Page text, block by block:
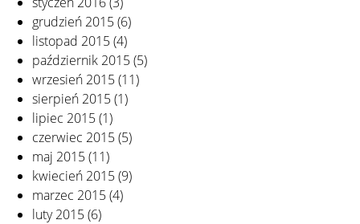
grudzień 2015(6)
listopad 2015(4)
październik 2015(5)
wrzesień 2015(11)
sierpień 2015(1)
lipiec 2015(1)
czerwiec 2015(5)
maj 2015(11)
kwiecień 2015(9)
marzec 2015(4)
luty 2015(6)